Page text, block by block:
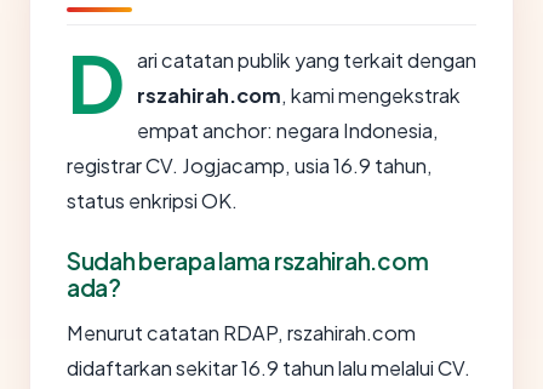
D ari catatan publik yang terkait dengan
rszahirah.com, kami mengekstrak
empat anchor: negara Indonesia,
registrar CV. Jogjacamp, usia 16.9 tahun,
status enkripsi OK.
Sudah berapa lama rszahirah.com
ada?
Menurut catatan RDAP, rszahirah.com
didaftarkan sekitar 16.9 tahun lalu melalui CV.